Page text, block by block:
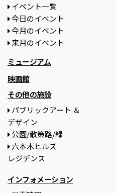
イベント一覧
今日のイベント
今月のイベント
来月のイベント
ミュージアム
映画館
その他の施設
パブリックアート ＆
デザイン
公園/散策路/緑
六本木ヒルズ
レジデンス
インフォメーション